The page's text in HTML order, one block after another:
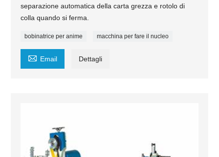
separazione automatica della carta grezza e rotolo di
colla quando si ferma.
bobinatrice per anime macchina per fare il nucleo
 Email Dettagli